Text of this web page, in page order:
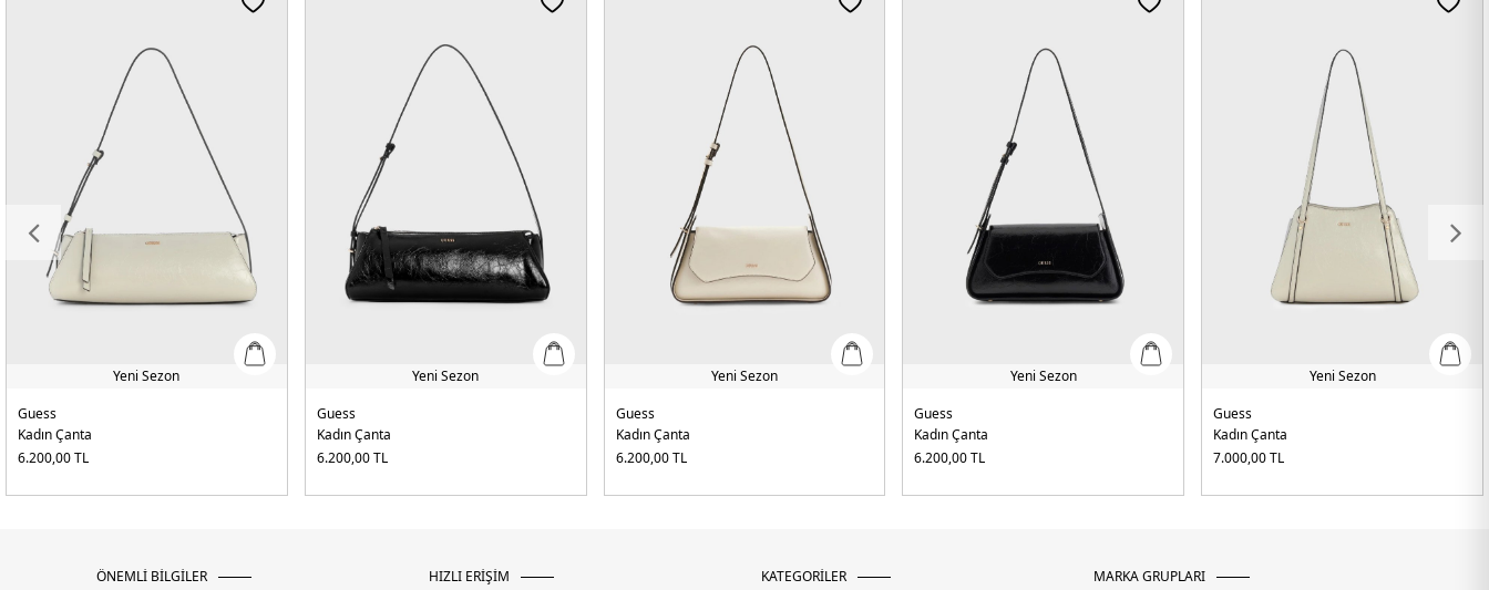
Yeni Sezon
Guess
Kadın Çanta
6.200,00TL
Yeni Sezon
Guess
Kadın Çanta
6.200,00TL
Yeni Sezon
Guess
Kadın Çanta
6.200,00TL
Yeni Sezon
Guess
Kadın Çanta
6.200,00TL
Yeni Sezon
Guess
Kadın Çanta
7.000,00TL
ÖNEMLİ BİLGİLER HIZLI ERİŞİM KATEGORİLER MARKA GRUPLARI